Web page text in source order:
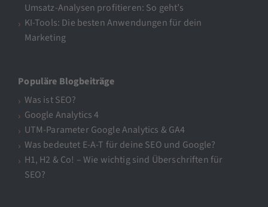
Umsatz-Analysen profitieren: So geht’s
KI-Tools: Die besten Anwendungen für dein
Marketing
Populäre Blogbeiträge
Was ist SEO?
Google Analytics 4
UTM-Parameter Google Analytics & GA4
Was bedeutet E-A-T für deine SEO und Google?
H1, H2 & Co! – Wie wichtig sind Überschriften für
SEO?